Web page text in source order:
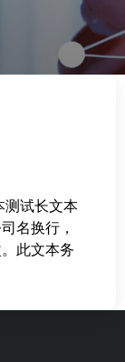
测试长文本
名换行，
此文本务